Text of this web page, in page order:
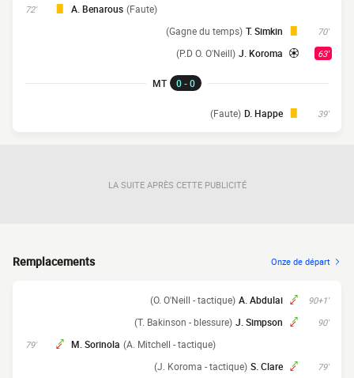
72' A. Benarous (Faute)
70'
T. Simkin
(Gagne du temps)
63'
J. Koroma
(P.D O. O'Neill)
MT 0 - 0
39'
D. Happe
(Faute)
LA SUITE APRÈS CETTE PUBLICITÉ
Remplacements Onze de départ
90+1'
A. Abdulai
(O. O'Neill - tactique)
90'
J. Simpson
(T. Bakinson - blessure)
79' M. Sorinola (A. Mitchell - tactique)
79'
S. Clare
(J. Koroma - tactique)